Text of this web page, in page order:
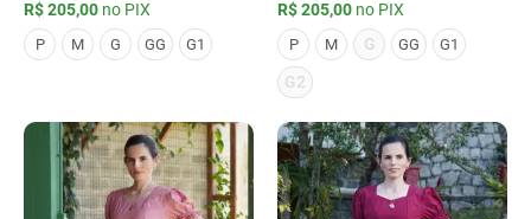
R$ 205,00 no PIX
P M G GG G1
R$ 205,00 no PIX
P M G GG G1
G2